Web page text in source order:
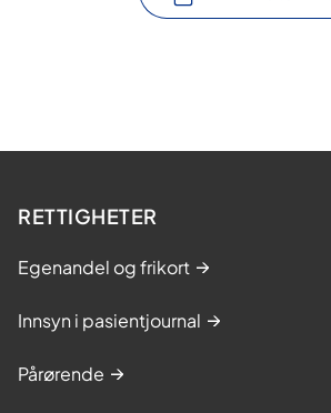
RETTIGHETER
Egenandel og frikort
Innsyn i pasientjournal
Pårørende